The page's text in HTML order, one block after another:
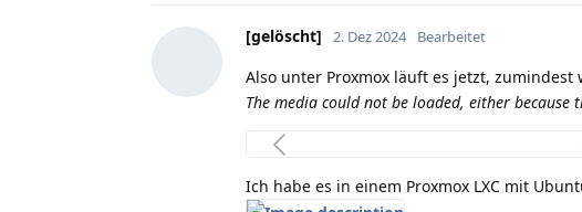
[gelöscht] 2. Dez 2024 Bearbeitet
Also unter Proxmox läuft es jetzt,
The media could not be loaded, either
Ich habe es in einem Proxmox LXC mit